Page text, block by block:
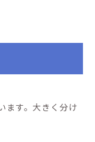
ます。大きく分け